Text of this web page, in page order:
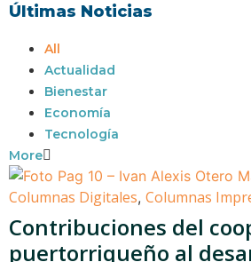
Últimas Noticias
All
Actualidad
Bienestar
Economía
Tecnología
More
Columnas Digitales, Columnas
Contribuciones del
puertorriqueño al